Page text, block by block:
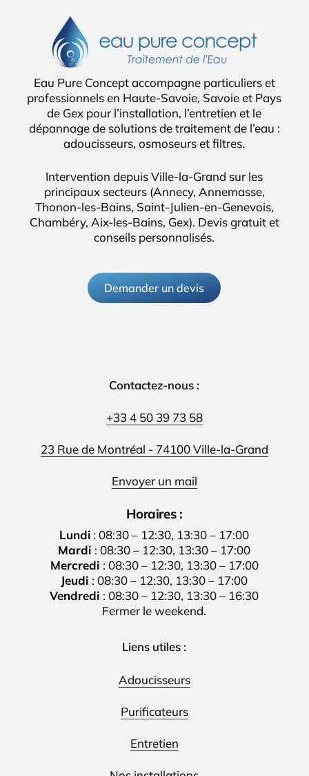
Eau Pure Concept accompagne particuliers et
professionnels en Haute-Savoie, Savoie et Pays
de Gex pour l’installation, l’entretien et le
dépannage de solutions de traitement de l’eau :
adoucisseurs, osmoseurs et filtres.
Intervention depuis Ville-la-Grand sur les
principaux secteurs (Annecy, Annemasse,
Thonon-les-Bains, Saint-Julien-en-Genevois,
Chambéry, Aix-les-Bains, Gex). Devis gratuit et
conseils personnalisés.
Demander un devis
Contactez-nous :
+33 4 50 39 73 58
23 Rue de Montréal - 74100 Ville-la-Grand
Envoyer un mail
Horaires :
Lundi : 08:30 – 12:30, 13:30 – 17:00
Mardi : 08:30 – 12:30, 13:30 – 17:00
Mercredi : 08:30 – 12:30, 13:30 – 17:00
Jeudi : 08:30 – 12:30, 13:30 – 17:00
Vendredi : 08:30 – 12:30, 13:30 – 16:30
Fermer le weekend.
Liens utiles :
Adoucisseurs
Purificateurs
Entretien